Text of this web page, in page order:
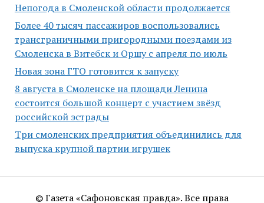
Непогода в Смоленской области продолжается
Более 40 тысяч пассажиров воспользовались
трансграничными пригородными поездами из
Смоленска в Витебск и Оршу с апреля по июль
Новая зона ГТО готовится к запуску
8 августа в Смоленске на площади Ленина
состоится большой концерт с участием звёзд
российской эстрады
Три смоленских предприятия объединились для
выпуска крупной партии игрушек
© Газета «Сафоновская правда». Все права